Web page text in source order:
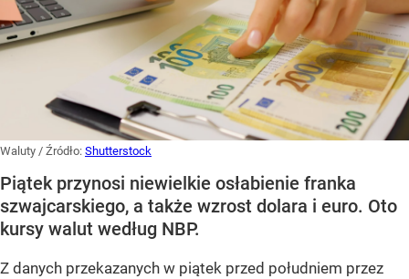
Waluty / Źródło: Shutterstock
Piątek przynosi niewielkie osłabienie franka
szwajcarskiego, a także wzrost dolara i euro. Oto
kursy walut według NBP.
Z danych przekazanych w piątek przed południem przez